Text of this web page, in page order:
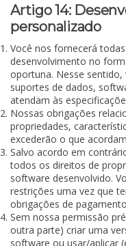
Artigo 14:
personalizado
Você nos fornecerá
desenvolvimento no
oportuna. Nesse
suportes de dados,
atendam às
Nossas obrigações
propriedades,
excederão o que
Salvo acordo em
todos os direitos de
software desenvolvido.
restrições uma vez que
obrigações de
Sem nossa permissão
outra parte) criar uma
software ou usar/aplicar